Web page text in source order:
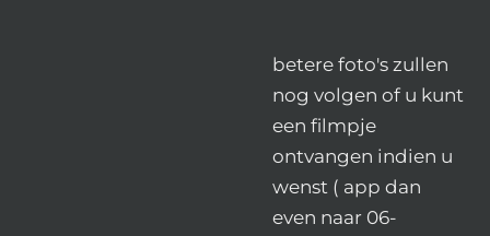
betere foto's zullen
nog volgen of u kunt
een filmpje
ontvangen indien u
wenst ( app dan
even naar 06-